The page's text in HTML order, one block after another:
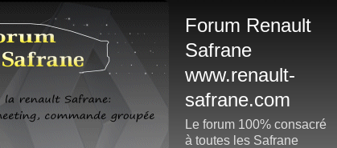
Forum Renault
Safrane
www.renault-
safrane.com
Le forum 100% consacré
à toutes les Safrane